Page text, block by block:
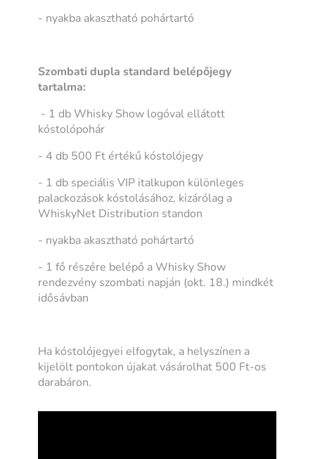
- nyakba akasztható pohártartó
Szombati dupla standard belépőjegy
tartalma:
- 1 db Whisky Show logóval ellátott
kóstolópohár
- 4 db 500 Ft értékű kóstolójegy
- 1 db speciális VIP italkupon különleges
palackozások kóstolásához, kizárólag a
WhiskyNet Distribution standon
- nyakba akasztható pohártartó
- 1 fő részére belépő a Whisky Show
rendezvény szombati napján (okt. 18.) mindkét
idősávban
Ha kóstolójegyei elfogytak, a helyszínen a
kijelölt pontokon újakat vásárolhat 500 Ft-os
darabáron.